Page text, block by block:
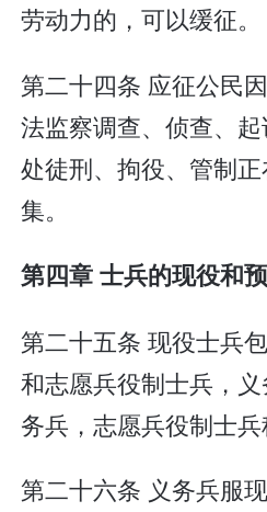
劳动力的，可以缓征。
第二十四条 应征公民
法监察调查、侦查、
处徒刑、拘役、管制
集。
第四章 士兵的现役和
第二十五条 现役士兵
和志愿兵役制士兵，
务兵，志愿兵役制士兵
第二十六条 义务兵服